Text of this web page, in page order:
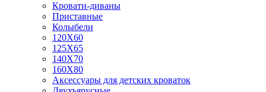
Кровати-диваны
Приставные
Колыбели
120Х60
125X65
140Х70
160Х80
Аксессуары для детских кроваток